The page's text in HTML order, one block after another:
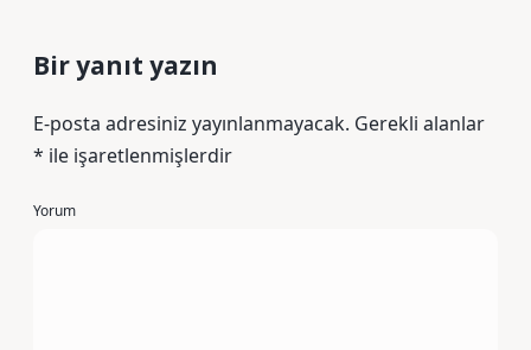
Bir yanıt yazın
E-posta adresiniz yayınlanmayacak. Gerekli alanlar
* ile işaretlenmişlerdir
Yorum